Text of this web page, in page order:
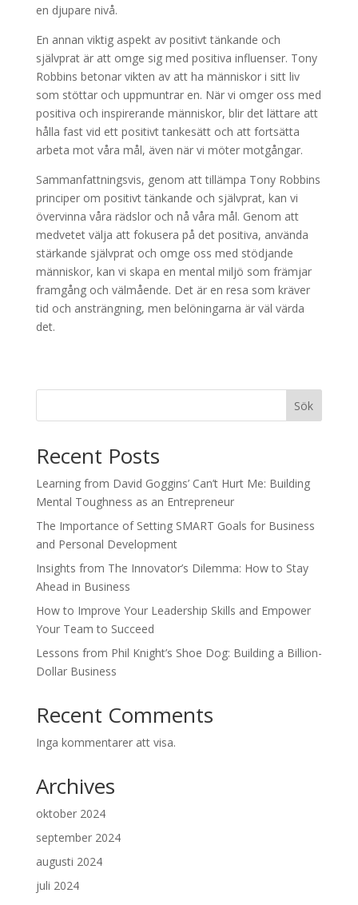
en djupare nivå.
En annan viktig aspekt av positivt tänkande och
självprat är att omge sig med positiva influenser. Tony
Robbins betonar vikten av att ha människor i sitt liv
som stöttar och uppmuntrar en. När vi omger oss med
positiva och inspirerande människor, blir det lättare att
hålla fast vid ett positivt tankesätt och att fortsätta
arbeta mot våra mål, även när vi möter motgångar.
Sammanfattningsvis, genom att tillämpa Tony Robbins
principer om positivt tänkande och självprat, kan vi
övervinna våra rädslor och nå våra mål. Genom att
medvetet välja att fokusera på det positiva, använda
stärkande självprat och omge oss med stödjande
människor, kan vi skapa en mental miljö som främjar
framgång och välmående. Det är en resa som kräver
tid och ansträngning, men belöningarna är väl värda
det.
Sök
Recent Posts
Learning from David Goggins’ Can’t Hurt Me: Building
Mental Toughness as an Entrepreneur
The Importance of Setting SMART Goals for Business
and Personal Development
Insights from The Innovator’s Dilemma: How to Stay
Ahead in Business
How to Improve Your Leadership Skills and Empower
Your Team to Succeed
Lessons from Phil Knight’s Shoe Dog: Building a Billion-
Dollar Business
Recent Comments
Inga kommentarer att visa.
Archives
oktober 2024
september 2024
augusti 2024
juli 2024